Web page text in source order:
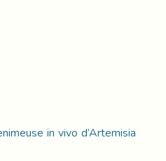
in vivo d’Artemisia